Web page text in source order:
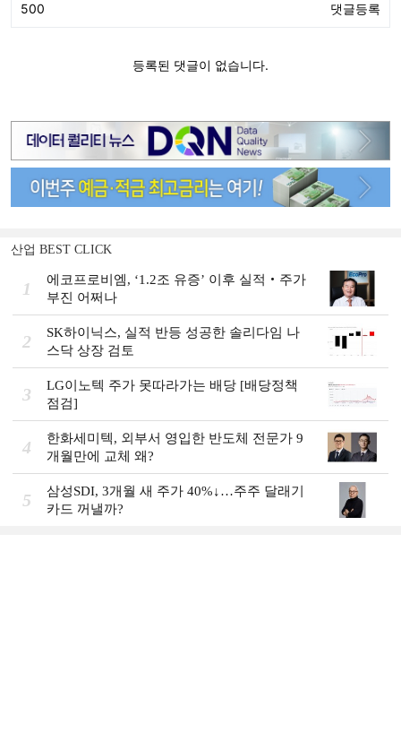
산업 BEST CLICK
1
에코프로비엠, ‘1.2조 유증’ 이후 실적‧주가
부진 어쩌나
2
SK하이닉스, 실적 반등 성공한 솔리다임 나
스닥 상장 검토
3
LG이노텍 주가 못따라가는 배당 [배당정책
점검]
4
한화세미텍, 외부서 영입한 반도체 전문가 9
개월만에 교체 왜?
5
삼성SDI, 3개월 새 주가 40%↓…주주 달래기
카드 꺼낼까?